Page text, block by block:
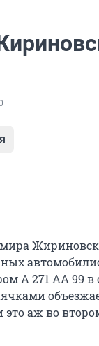
А 271 АА 99
аж во